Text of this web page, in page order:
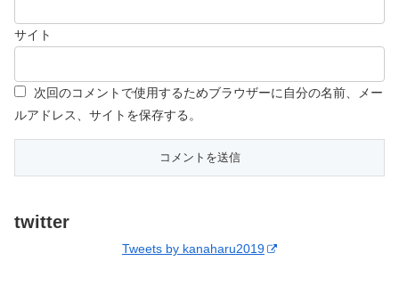
サイト
次回のコメントで使用するためブラウザーに自分の名前、メー
ルアドレス、サイトを保存する。
twitter
Tweets by kanaharu2019